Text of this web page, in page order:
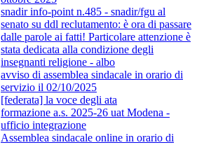
snadir info-point n.485 - snadir/fgu al
senato su ddl reclutamento: è ora di passare
dalle parole ai fatti! Particolare attenzione è
stata dedicata alla condizione degli
insegnanti religione - albo
avviso di assemblea sindacale in orario di
servizio il 02/10/2025
[federata] la voce degli ata
formazione a.s. 2025-26 uat Modena -
ufficio integrazione
Assemblea sindacale online in orario di